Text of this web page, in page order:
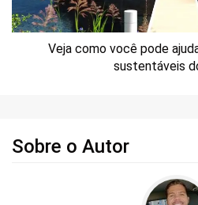
Veja como você pode
sustentáveis
Sobre o Autor